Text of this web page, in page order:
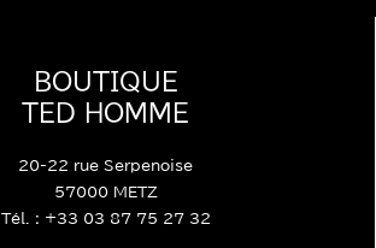
BOUTIQUE
TED HOMME
20-22 rue Serpenoise
57000 METZ
Tél. : +33 03 87 75 27 32